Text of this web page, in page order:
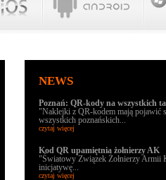
NEWS
Poznań: QR-kody na wszystkich
"Naklejki z QR-kodem mają pojawić
wszystkich poznańskich...
czytaj więcej
Kod QR upamiętnia żołnierzy AK
"Światowy Związek Żołnierzy Armii
inicjatywę...
czytaj więcej